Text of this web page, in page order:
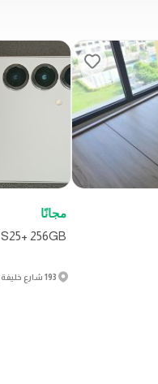
مجانًا
S25+ 256GB مبادلة أو تبديل فقط
193 شارع خليفة بن شخبوط - الخالدية - W9